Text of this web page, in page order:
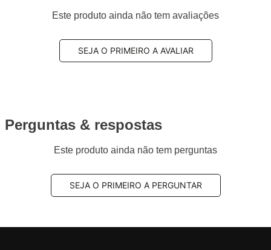
Este produto ainda não tem avaliações
SEJA O PRIMEIRO A AVALIAR
Perguntas & respostas
Este produto ainda não tem perguntas
SEJA O PRIMEIRO A PERGUNTAR